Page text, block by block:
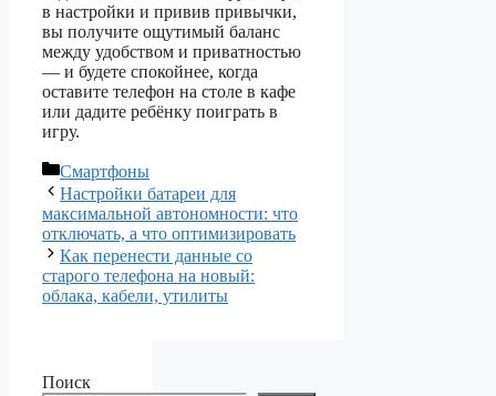
в настройки и привив привычки,
вы получите ощутимый баланс
между удобством и приватностью
— и будете спокойнее, когда
оставите телефон на столе в кафе
или дадите ребёнку поиграть в
игру.
Рубрики
Смартфоны
Настройки батареи для
максимальной автономности: что
отключать, а что оптимизировать
Как перенести данные со
старого телефона на новый:
облака, кабели, утилиты
Поиск